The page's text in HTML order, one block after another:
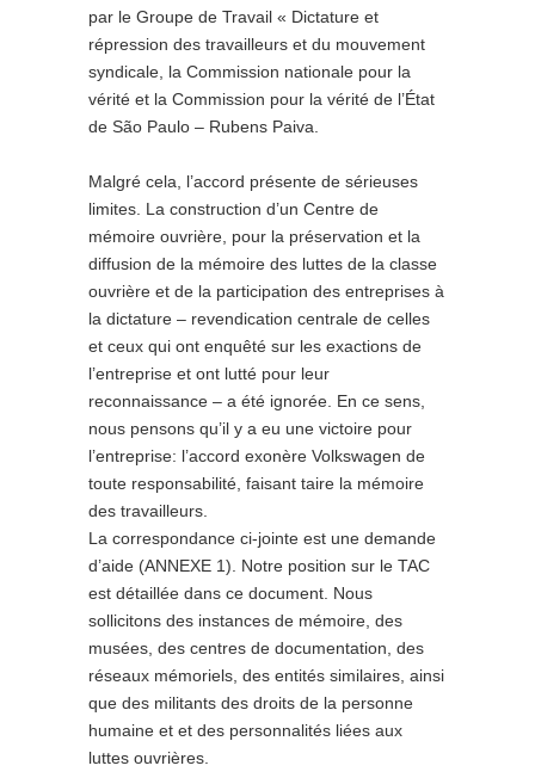
par le Groupe de Travail « Dictature et
répression des travailleurs et du mouvement
syndicale, la Commission nationale pour la
vérité et la Commission pour la vérité de l’État
de São Paulo – Rubens Paiva.
Malgré cela, l’accord présente de sérieuses
limites. La construction d’un Centre de
mémoire ouvrière, pour la préservation et la
diffusion de la mémoire des luttes de la classe
ouvrière et de la participation des entreprises à
la dictature – revendication centrale de celles
et ceux qui ont enquêté sur les exactions de
l’entreprise et ont lutté pour leur
reconnaissance – a été ignorée. En ce sens,
nous pensons qu’il y a eu une victoire pour
l’entreprise: l’accord exonère Volkswagen de
toute responsabilité, faisant taire la mémoire
des travailleurs.
La correspondance ci-jointe est une demande
d’aide (ANNEXE 1). Notre position sur le TAC
est détaillée dans ce document. Nous
sollicitons des instances de mémoire, des
musées, des centres de documentation, des
réseaux mémoriels, des entités similaires, ainsi
que des militants des droits de la personne
humaine et et des personnalités liées aux
luttes ouvrières.